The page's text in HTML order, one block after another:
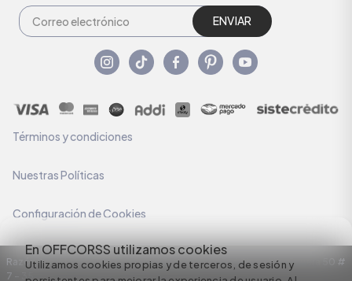
En OFFCORSS utilizamos cookies
Utilizamos cookies propias y de terceros, de sesión y
ENVIAR
Términos y condiciones
Nuestras Políticas
Configuración de Cookies
Razón Social: C.I HERMECO S.A. NIT: 890924167-6 Dirección: Carrera 50 #
7 – 35